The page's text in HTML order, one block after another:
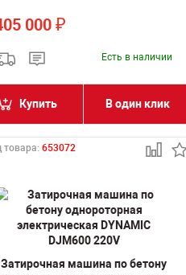
000 ₽
Есть в наличии
Купить В один клик
товара: 653072
Затирочная машина по бетону